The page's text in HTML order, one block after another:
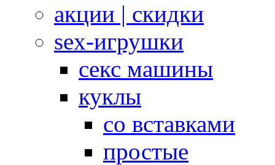
акции | скидки
sex-игрушки
секс машины
куклы
со вставками
простые